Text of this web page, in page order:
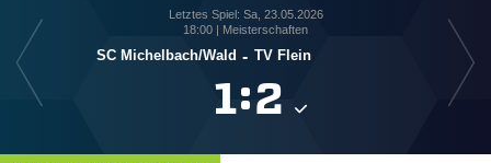
Letztes Spiel: Sa, 23.05.2026
18:00 | Meisterschaften
SC Michelbach/​Wald - TV Flein
: